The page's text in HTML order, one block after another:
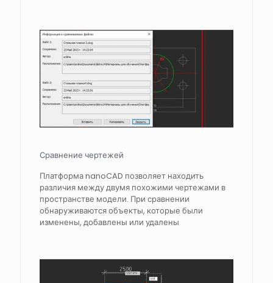
Сравнение чертежей
Платформа nanoCAD позволяет находить
различия между двумя похожими чертежами в
пространстве модели. При сравнении
обнаруживаются объекты, которые были
изменены, добавлены или удалены